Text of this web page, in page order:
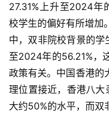
27.31%上升至2024年
校学生的偏好有所增加
中，双非院校背景的
至2024年的56.21%，
政策有关。中国香港的
理位置接近，香港八
大约50%的水平，而双